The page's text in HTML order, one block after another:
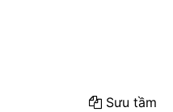
Sưu tầm